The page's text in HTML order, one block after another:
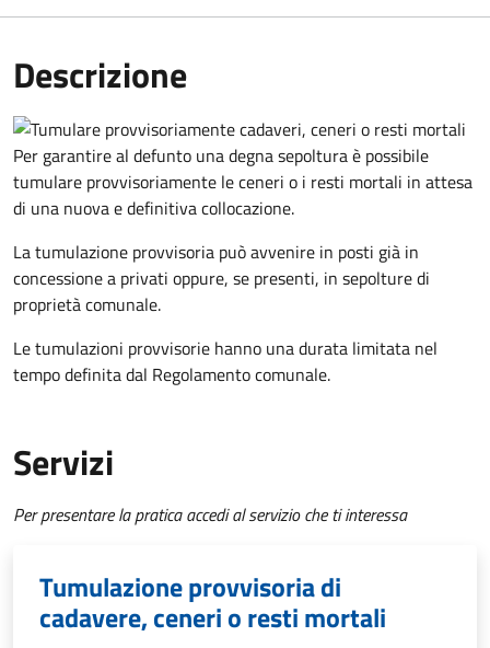
Descrizione
Per garantire al defunto una degna sepoltura è possibile
tumulare provvisoriamente le ceneri o i resti mortali in attesa
di una nuova e definitiva collocazione.
La tumulazione provvisoria può avvenire in posti già in
concessione a privati oppure, se presenti, in sepolture di
proprietà comunale.
Le tumulazioni provvisorie hanno una durata limitata nel
tempo definita dal Regolamento comunale.
Servizi
Per presentare la pratica accedi al servizio che ti interessa
Tumulazione provvisoria di
cadavere, ceneri o resti mortali